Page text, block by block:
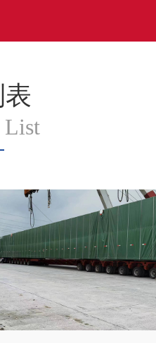
List